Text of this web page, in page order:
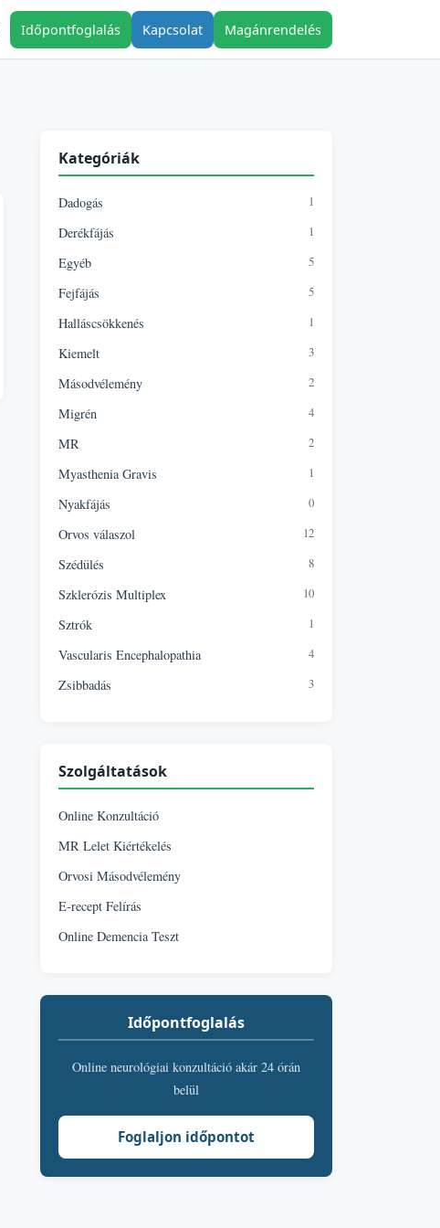
Időpontfoglalás Kapcsolat Magánrendelés
Kategóriák
Dadogás 1
Derékfájás 1
Egyéb 5
Fejfájás 5
Halláscsökkenés 1
Kiemelt 3
Másodvélemény 2
Migrén 4
MR 2
Myasthenia Gravis 1
Nyakfájás 0
Orvos válaszol 12
Szédülés 8
Szklerózis Multiplex 10
Sztrók 1
Vascularis Encephalopathia 4
Zsibbadás 3
Szolgáltatások
Online Konzultáció
MR Lelet Kiértékelés
Orvosi Másodvélemény
E-recept Felírás
Online Demencia Teszt
Időpontfoglalás
Online neurológiai konzultáció akár 24 órán
belül
Foglaljon időpontot